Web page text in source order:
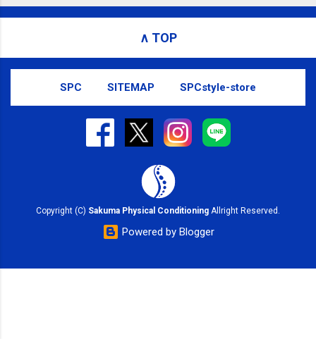
ニング(@SPCstyle) - Twilog . To stop receiving these
powered by Google Google Inc., 1600 Amphitheatre
Parkway, Mountain View, CA 94043, United States
∧ TOP
SPC SITEMAP SPCstyle-store
Copyright (C) Sakuma Physical Conditioning Allright Reserved.
Powered by Blogger